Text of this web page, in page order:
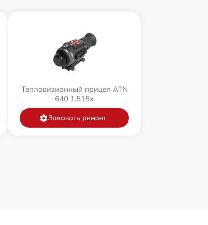
Тепловизионный прицел ATN
640 1.515x
Заказать ремонт